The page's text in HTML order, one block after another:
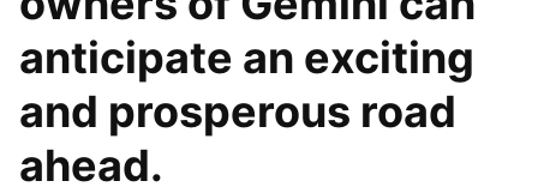
anticipate an exciting
and prosperous road
ahead.